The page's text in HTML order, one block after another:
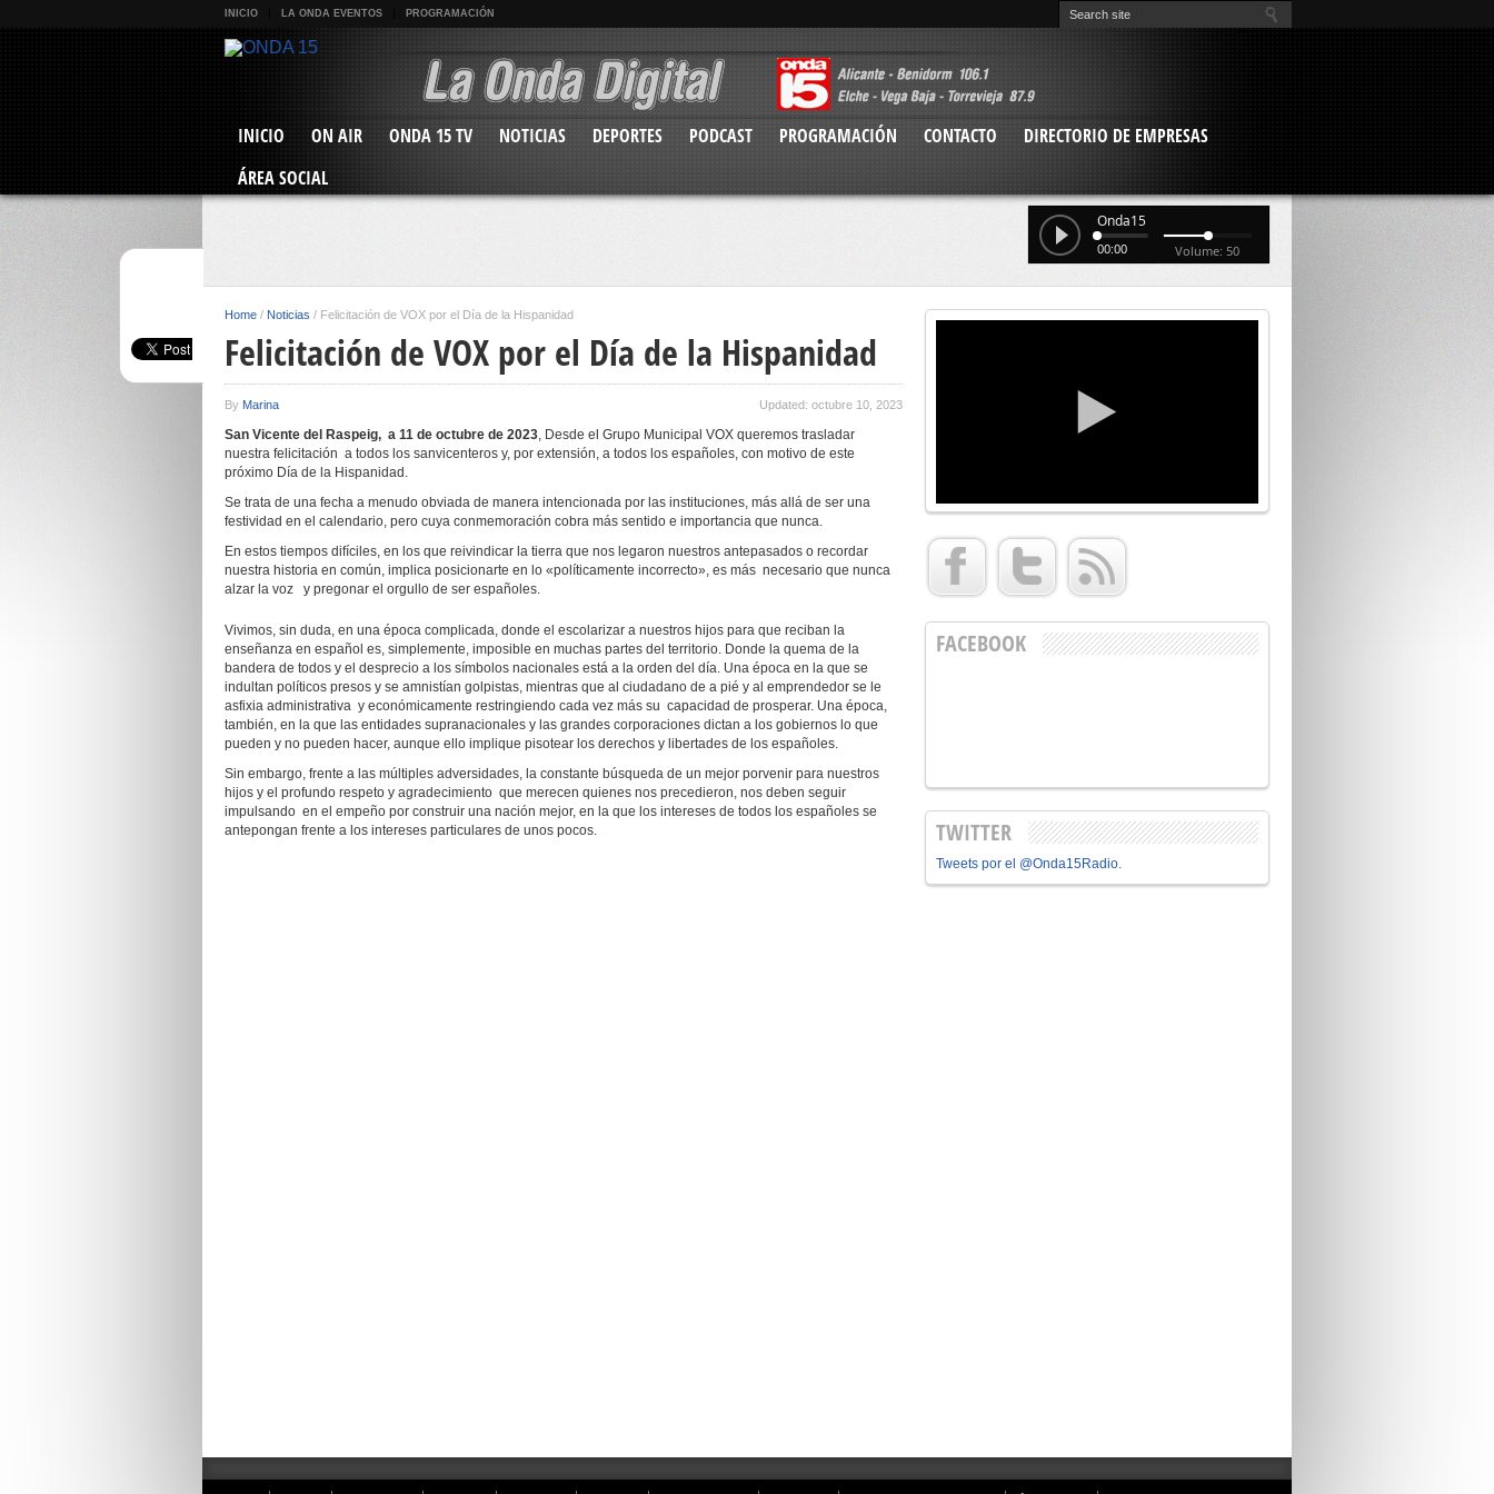
INICIO LA ONDA EVENTOS PROGRAMACIÓN
INICIO ON AIR ONDA 15 TV NOTICIAS DEPORTES PODCAST PROGRAMACIÓN CONTACTO
DIRECTORIO DE EMPRESAS
ÁREA SOCIAL
Onda15
00:00 Volume: 50
Home / Noticias / Felicitación de VOX por el Día de la Hispanidad
Felicitación de VOX por el Día de la Hispanidad
By Marina Updated: octubre 10, 2023
San Vicente del Raspeig, a 11 de octubre de 2023, Desde el Grupo Municipal VOX queremos trasladar
nuestra felicitación a todos los sanvicenteros y, por extensión, a todos los españoles, con motivo de este
próximo Día de la Hispanidad.
Se trata de una fecha a menudo obviada de manera intencionada por las instituciones, más allá de ser una
festividad en el calendario, pero cuya conmemoración cobra más sentido e importancia que nunca.
En estos tiempos difíciles, en los que reivindicar la tierra que nos legaron nuestros antepasados o recordar
nuestra historia en común, implica posicionarte en lo «políticamente incorrecto», es más necesario que nunca
alzar la voz y pregonar el orgullo de ser españoles.
Vivimos, sin duda, en una época complicada, donde el escolarizar a nuestros hijos para que reciban la
enseñanza en español es, simplemente, imposible en muchas partes del territorio. Donde la quema de la
bandera de todos y el desprecio a los símbolos nacionales está a la orden del día. Una época en la que se
indultan políticos presos y se amnistían golpistas, mientras que al ciudadano de a pié y al emprendedor se le
asfixia administrativa y económicamente restringiendo cada vez más su capacidad de prosperar. Una época,
también, en la que las entidades supranacionales y las grandes corporaciones dictan a los gobiernos lo que
pueden y no pueden hacer, aunque ello implique pisotear los derechos y libertades de los españoles.
Sin embargo, frente a las múltiples adversidades, la constante búsqueda de un mejor porvenir para nuestros
hijos y el profundo respeto y agradecimiento que merecen quienes nos precedieron, nos deben seguir
impulsando en el empeño por construir una nación mejor, en la que los intereses de todos los españoles se
antepongan frente a los intereses particulares de unos pocos.
FACEBOOK
TWITTER
Tweets por el @Onda15Radio.